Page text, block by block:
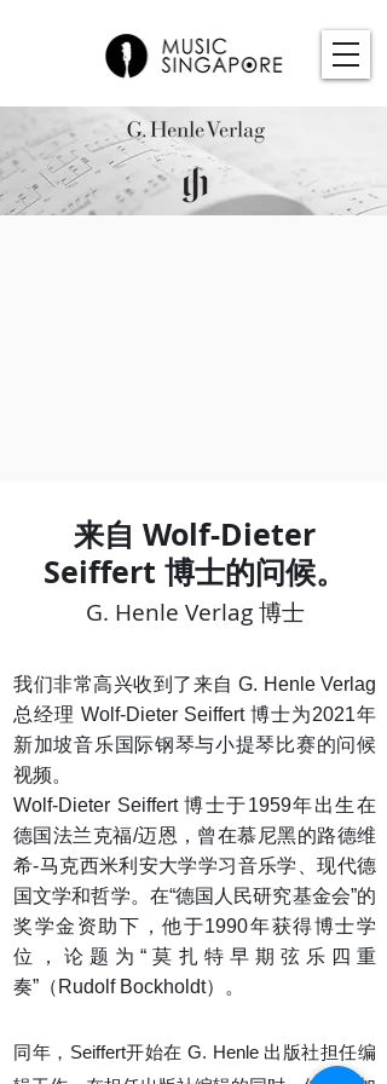
来自 Wolf-Dieter
Seiffert 博士的问候。
G. Henle Verlag 博士
我们非常高兴收到了来自 G. Henle Verlag
总经理 Wolf-Dieter Seiffert 博士为2021年
新加坡音乐国际钢琴与小提琴比赛的问候
视频。
Wolf-Dieter Seiffert 博士于1959年出生在
德国法兰克福/迈恩，曾在慕尼黑的路德维
希-马克西米利安大学学习音乐学、现代德
国文学和哲学。在“德国人民研究基金会”的
奖学金资助下，他于1990年获得博士学
位，论题为“莫扎特早期弦乐四重
奏”（Rudolf Bockholdt）。
同年，Seiffert开始在 G. Henle 出版社担任编